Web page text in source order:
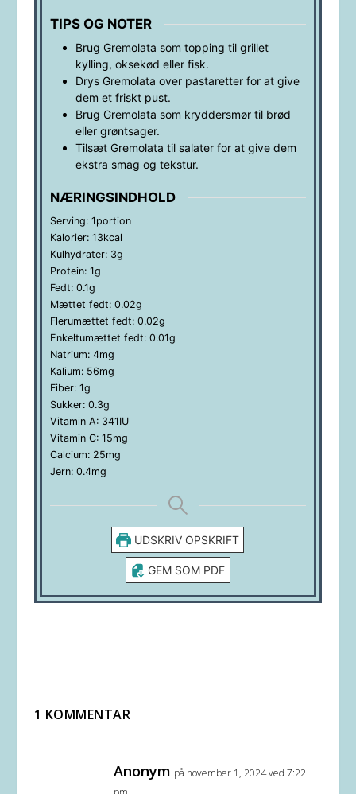
TIPS OG NOTER
Brug Gremolata som topping til grillet
kylling, oksekød eller fisk.
Drys Gremolata over pastaretter for at give
dem et friskt pust.
Brug Gremolata som kryddersmør til brød
eller grøntsager.
Tilsæt Gremolata til salater for at give dem
ekstra smag og tekstur.
NÆRINGSINDHOLD
Serving: 1portion
Kalorier: 13kcal
Kulhydrater: 3g
Protein: 1g
Fedt: 0.1g
Mættet fedt: 0.02g
Flerumættet fedt: 0.02g
Enkeltumættet fedt: 0.01g
Natrium: 4mg
Kalium: 56mg
Fiber: 1g
Sukker: 0.3g
Vitamin A: 341IU
Vitamin C: 15mg
Calcium: 25mg
Jern: 0.4mg
UDSKRIV OPSKRIFT
GEM SOM PDF
1 KOMMENTAR
Anonym på november 1, 2024 ved 7:22